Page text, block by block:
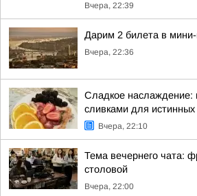
Вчера, 22:39
Дарим 2 билета в
Вчера, 22:36
Сладкое наслаждение:
сливками для истинных
Вчера, 22:10
Тема вечернего чата:
столовой
Вчера, 22:00